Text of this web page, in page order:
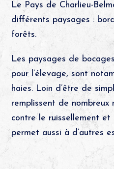
Le Pays de Charlieu-
différents paysages :
forêts.
Les paysages de
pour l’élevage, sont
haies. Loin d’être de
remplissent de nombreux
contre le ruissellement et
permet aussi à d’autres